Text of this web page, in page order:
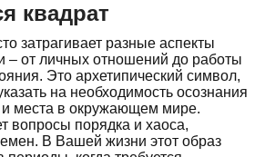
квадрат
затрагивает разные аспекты
– от личных отношений до работы
Это архетипический символ,
на необходимость осознания
и места в окружающем мире.
вопросы порядка и хаоса,
В Вашей жизни этот образ